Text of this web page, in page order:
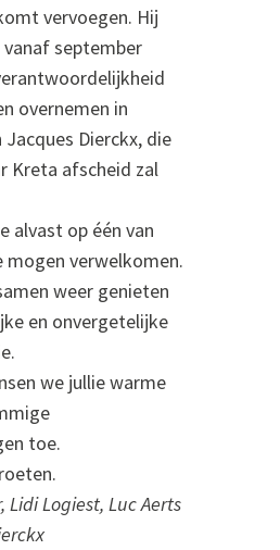
vervoegen. Hij
vanaf september
overnemen in
Dierckx, die
Kreta afscheid zal
alvast op één van
mogen verwelkomen.
weer genieten
en onvergetelijke
we jullie warme
toe.
Lidi Logiest, Luc Aerts